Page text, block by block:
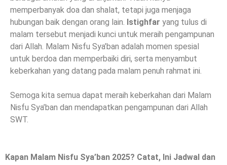
memperbanyak doa dan shalat, tetapi juga menjaga
hubungan baik dengan orang lain. Istighfar yang tulus di
malam tersebut menjadi kunci untuk meraih pengampunan
dari Allah. Malam Nisfu Sya’ban adalah momen spesial
untuk berdoa dan memperbaiki diri, serta menyambut
keberkahan yang datang pada malam penuh rahmat ini.
Semoga kita semua dapat meraih keberkahan dari Malam
Nisfu Sya’ban dan mendapatkan pengampunan dari Allah
SWT.
Kapan Malam Nisfu Sya’ban 2025? Catat, Ini Jadwal dan